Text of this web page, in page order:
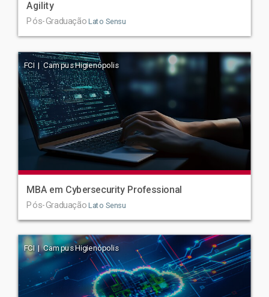
Agility
Pós-Graduação Lato Sensu
FCI | Campus Higienópolis
MBA em Cybersecurity Professional
Pós-Graduação Lato Sensu
FCI | Campus Higienópolis